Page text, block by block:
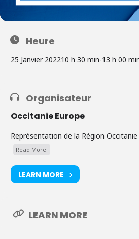
Heure
25 Janvier 202210 h 30 min-13 h 00
Organisateur
Occitanie Europe
Représentation de la Région Occitanie
Read More.
LEARN MORE
LEARN MORE